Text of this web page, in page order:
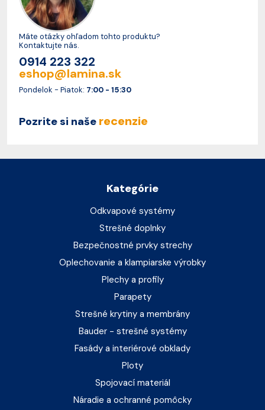
Máte otázky ohľadom tohto produktu?
Kontaktujte nás.
0914 223 322
eshop@lamina.sk
Pondelok - Piatok: 7:00 - 15:30
Pozrite si naše recenzie
Kategórie
Odkvapové systémy
Strešné doplnky
Bezpečnostné prvky strechy
Oplechovanie a klampiarske výrobky
Plechy a profily
Parapety
Strešné krytiny a membrány
Bauder - strešné systémy
Fasády a interiérové obklady
Ploty
Spojovací materiál
Náradie a ochranné pomôcky